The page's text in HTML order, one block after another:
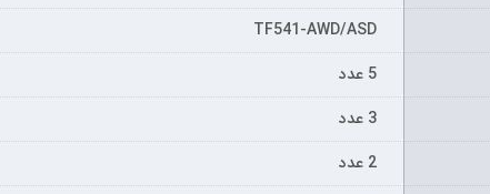
TF541-AWD/ASD
5 عدد
3 عدد
2 عدد